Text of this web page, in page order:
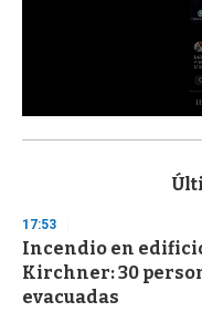
s
d
s
o
f
3
17:53
Incendio en
Kirchner: 30
evacuadas